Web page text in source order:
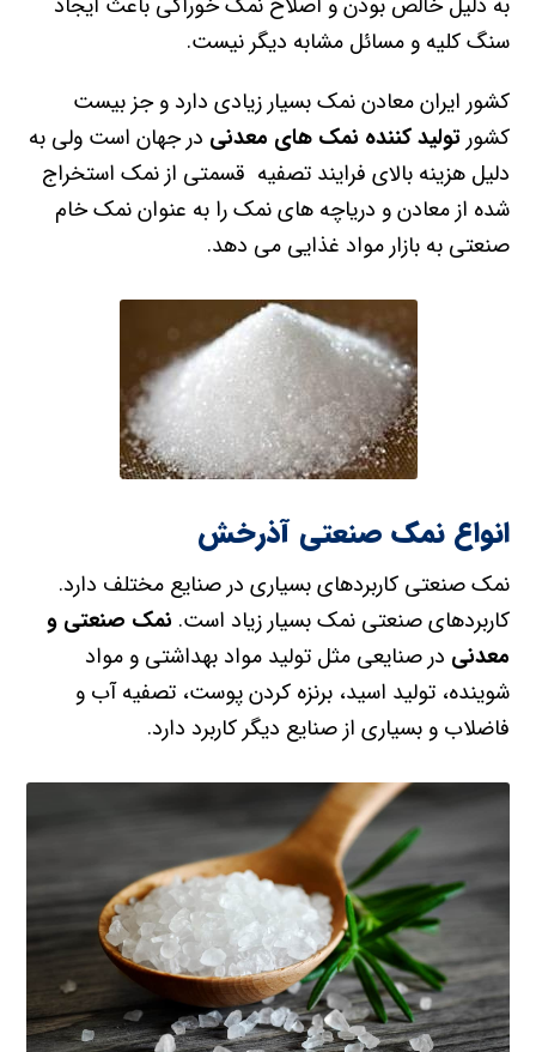
سنگ کلیه و مسائل مشابه دیگر نیست.
کشور ایران معادن نمک بسیار زیادی دارد و جز بیست
کشورتولید کننده نمک های معدنی در جهان است ولی به
دلیل هزینه بالای فرایند تصفیه قسمتی از نمک استخراج
شده از معادن و دریاچه های نمک را به عنوان نمک خام
صنعتی به بازار مواد غذایی می دهد.
انواع نمک صنعتی آذرخش
نمک صنعتی کاربردهای بسیاری در صنایع مختلف دارد.
کاربردهای صنعتی نمک بسیار زیاد است. نمک صنعتی و
معدنی در صنایعی مثل تولید مواد بهداشتی و مواد
شوینده، تولید اسید، برنزه کردن پوست، تصفیه آب و
فاضلاب و بسیاری از صنایع دیگر کاربرد دارد.